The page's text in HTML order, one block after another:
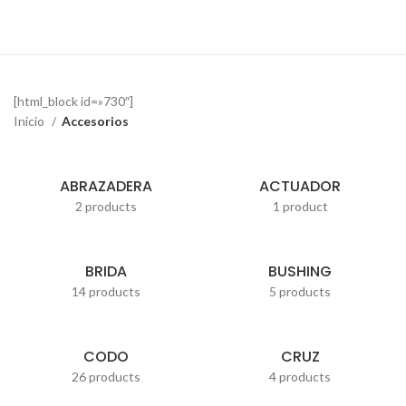
[html_block id=»730″]
Inicio
Accesorios
ABRAZADERA
2 products
ACTUADOR
1 product
BRIDA
14 products
BUSHING
5 products
CODO
26 products
CRUZ
4 products